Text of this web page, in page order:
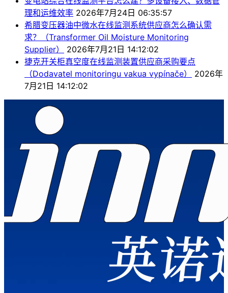
理和运维效率 2026年7月24日 06:35:57
希腊变压器油中微水在线监测系统供应商怎么确认需
求？（Transformer Oil Moisture Monitoring
Supplier）
2026年7月21日 14:12:02
捷克开关柜真空度在线监测装置供应商采购要点
（Dodavatel monitoringu vakua vypínače）
2026年
7月21日 14:12:02